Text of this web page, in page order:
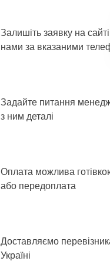
Залишіть заявку на
нами за вказаними
Задайте питання
з ним деталі
Оплата можлива
або передоплата
Доставляємо
Україні